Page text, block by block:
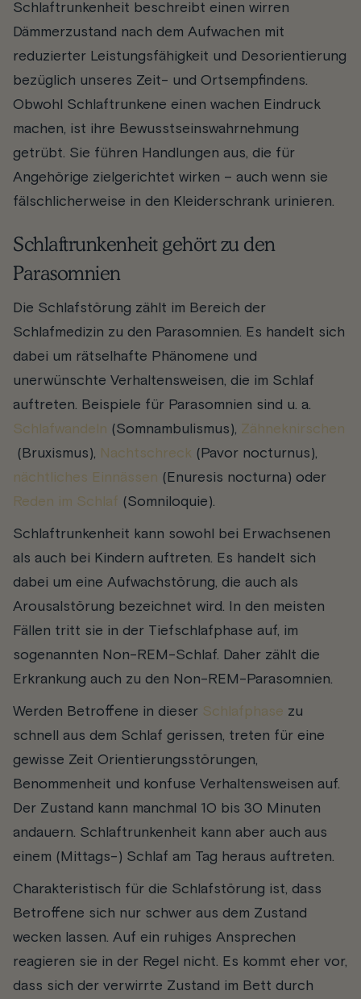
Schlaftrunkenheit beschreibt einen wirren
Dämmerzustand nach dem Aufwachen mit
reduzierter Leistungsfähigkeit und Desorientierung
bezüglich unseres Zeit- und Ortsempfindens.
Obwohl Schlaftrunkene einen wachen Eindruck
machen, ist ihre Bewusstseinswahrnehmung
getrübt. Sie führen Handlungen aus, die für
Angehörige zielgerichtet wirken – auch wenn sie
fälschlicherweise in den Kleiderschrank urinieren.
Schlaftrunkenheit gehört zu den
Parasomnien
Die Schlafstörung zählt im Bereich der
Schlafmedizin zu den Parasomnien. Es handelt sich
dabei um rätselhafte Phänomene und
unerwünschte Verhaltensweisen, die im Schlaf
auftreten. Beispiele für Parasomnien sind u. a.
Schlafwandeln (Somnambulismus), Zähneknirschen
(Bruxismus), Nachtschreck (Pavor nocturnus),
nächtliches Einnässen (Enuresis nocturna) oder
Reden im Schlaf (Somniloquie).
Schlaftrunkenheit kann sowohl bei Erwachsenen
als auch bei Kindern auftreten. Es handelt sich
dabei um eine Aufwachstörung, die auch als
Arousalstörung bezeichnet wird. In den meisten
Fällen tritt sie in der Tiefschlafphase auf, im
sogenannten Non-REM-Schlaf. Daher zählt die
Erkrankung auch zu den Non-REM-Parasomnien.
Werden Betroffene in dieser Schlafphase zu
schnell aus dem Schlaf gerissen, treten für eine
gewisse Zeit Orientierungsstörungen,
Benommenheit und konfuse Verhaltensweisen auf.
Der Zustand kann manchmal 10 bis 30 Minuten
andauern. Schlaftrunkenheit kann aber auch aus
einem (Mittags-) Schlaf am Tag heraus auftreten.
Charakteristisch für die Schlafstörung ist, dass
Betroffene sich nur schwer aus dem Zustand
wecken lassen. Auf ein ruhiges Ansprechen
reagieren sie in der Regel nicht. Es kommt eher vor,
dass sich der verwirrte Zustand im Bett durch